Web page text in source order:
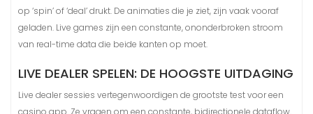
op ‘spin’ of ‘deal’ drukt. De animaties die je ziet, zijn vaak vooraf
geladen. Live games zijn een constante, ononderbroken stroom
van real-time data die beide kanten op moet.
LIVE DEALER SPELEN: DE HOOGSTE UITDAGING
Live dealer sessies vertegenwoordigen de grootste test voor een
casino app. Ze vragen om een constante, bidirectionele dataflow.